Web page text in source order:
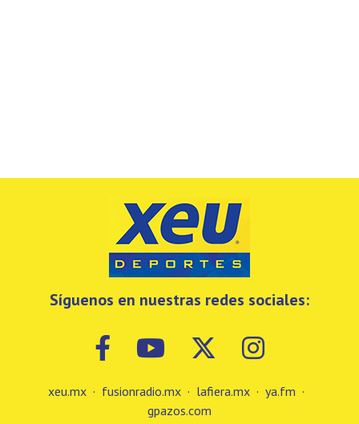
Síguenos en nuestras redes sociales:
xeu.mx · fusionradio.mx · lafiera.mx · ya.fm ·
gpazos.com